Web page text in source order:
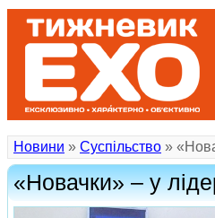
Новини » Суспільство »
«Новачки» – у